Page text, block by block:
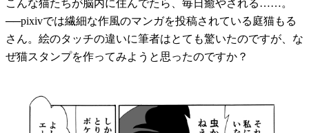
こんな猫たちが脳内に住んでたら、毎日癒やされる……。
──pixivでは繊細な作風のマンガを投稿されている庭猫もる
さん。絵のタッチの違いに筆者はとても驚いたのですが、な
ぜ猫スタンプを作ってみようと思ったのですか？